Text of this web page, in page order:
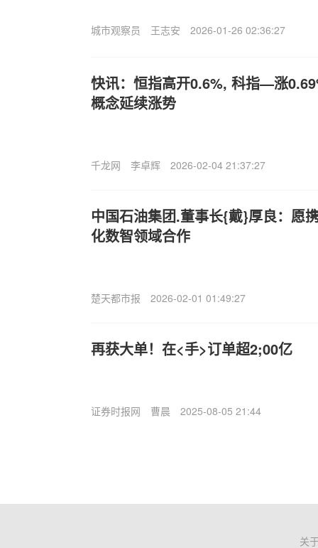
城市观察员 王志安 2026-01-26 02:36:27
快讯：恒指高开0.6%, 科指—涨
概念延续涨势
千龙网 李卓辉 2026-02-04 21:37:27
中国石油集团.董事长{戴}厚良：愿
化数智领域合作
楚天都市报 2026-02-01 01:49:27
再获大单！在<手>订单超2;00亿
证券时报网 曹晨 2025-08-05 21:44
关